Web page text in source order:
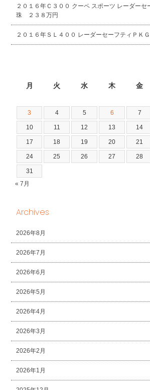
２０１６年Ｃ３００ クーペ スポーツ レーダー
珠 ２３８万円
２０１６年ＳＬ４００ レーダーセーフティＰ
月 火 水 木 金
3 4 5 6 7
10 11 12 13 14
17 18 19 20 21
24 25 26 27 28
31
« 7月
Archives
2026年8月
2026年7月
2026年6月
2026年5月
2026年4月
2026年3月
2026年2月
2026年1月